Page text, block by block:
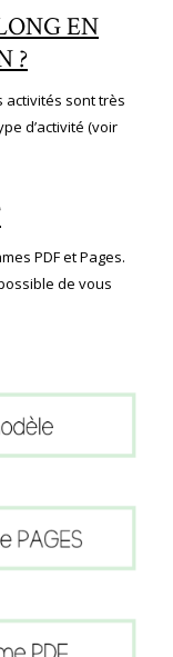
EN
?
activités sont très
d’activité (voir
PDF et Pages.
de vous